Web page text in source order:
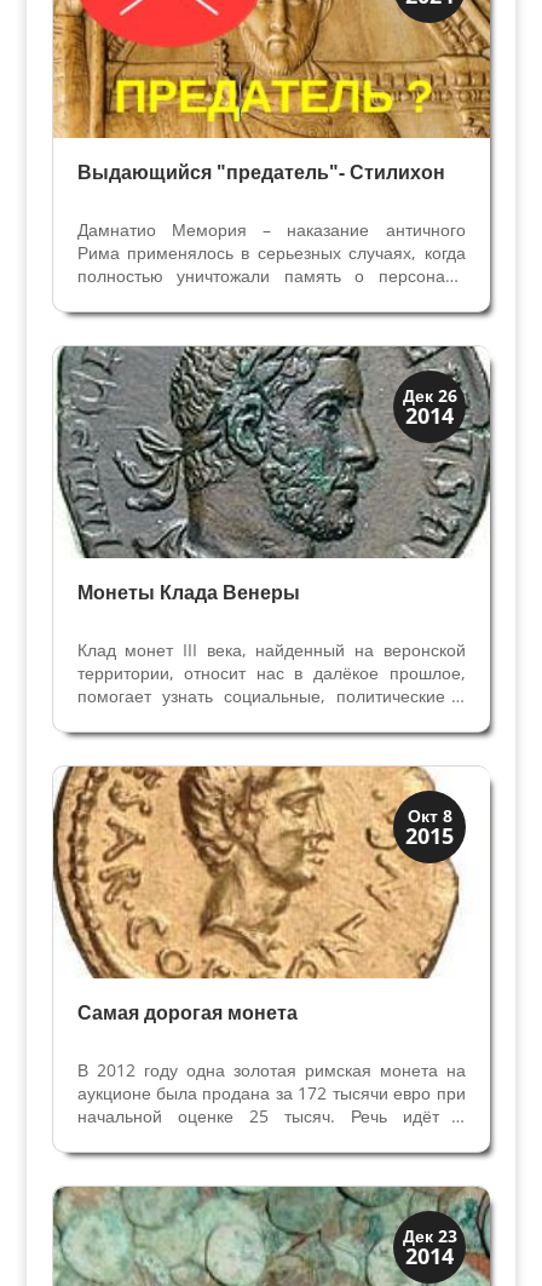
История
Выдающийся "предатель"- Стилихон
Дамнатио Мемория – наказание античного
Рима применялось в серьезных случаях, когда
полностью уничтожали память о персонаже
территориях Римской Империи. Флавий
Стилихон – пример того, как стиралась память о
нем после казни. Несмотря...
Дек 26
2014
История
Клады и медали
Монеты Клада Венеры
Клад монет III века, найденный на веронской
территории, относит нас в далёкое прошлое,
помогает узнать социальные, политические и
Империи. Самые старые монеты из клада
Венеры принадлежат к эпохе Гордиано III(238-
244), Трайано Дечио...
Окт 8
2015
История
Клады и медали
Самая дорогая монета
В 2012 году одна золотая римская монета на
аукционе была продана за 172 тысячи евро при
начальной оценке 25 тысяч. Речь идёт о
Цизальпийской Галлии, он весит 7,85 г. На
лицевой стороне – изображение Оттавиана и
надпись C CAESAR...
Дек 23
2014
История
Клады и медали